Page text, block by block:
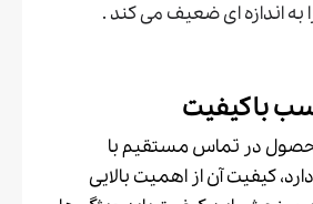
اندازه ای ضعیف می کند .
باکیفیت
در تماس مستقیم با
کیفیت آن از اهمیت بالایی